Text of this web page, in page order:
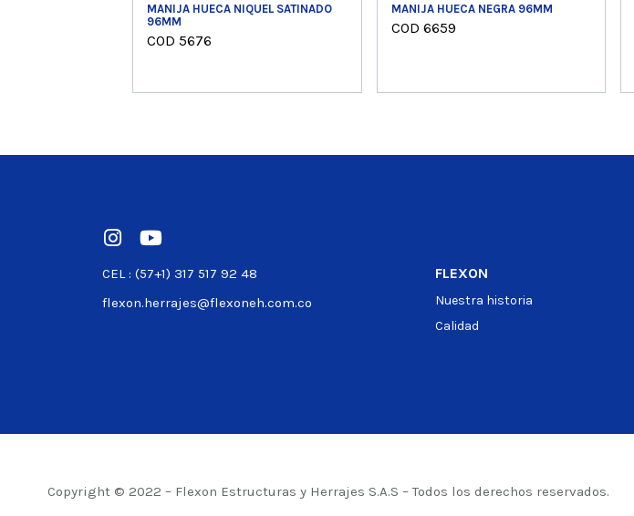
MANIJA HUECA NIQUEL SATINADO
96MM
COD 5676
MANIJA HUECA NEGRA 96MM
COD 6659
CEL : (57+1) 317 517 92 48
flexon.herrajes@flexoneh.com.co
FLEXON
Nuestra historia
Calidad
Copyright © 2022 – Flexon Estructuras y Herrajes S.A.S – Todos los derechos reservados.